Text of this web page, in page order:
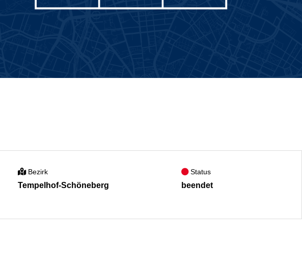
Bezirk
Tempelhof-Schöneberg
Status
beendet